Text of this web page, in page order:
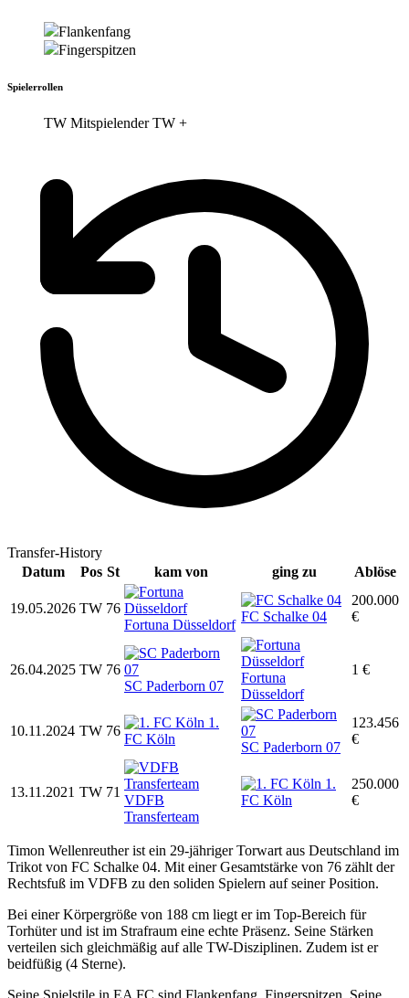
Flankenfang
Fingerspitzen
Spielerrollen
TW Mitspielender TW +
Transfer-History
Datum
Pos St kam von ging zu Ablöse
19.05.2026 TW 76
Fortuna Düsseldorf
FC Schalke 04
200.000
€
26.04.2025 TW 76
SC Paderborn 07
Fortuna
Düsseldorf
1 €
10.11.2024 TW 76
1.
FC Köln
SC Paderborn 07
123.456
€
13.11.2021 TW 71
VDFB
Transferteam
1.
FC Köln
250.000
€
Timon Wellenreuther ist ein 29-jähriger Torwart aus Deutschland im
Trikot von FC Schalke 04. Mit einer Gesamtstärke von 76 zählt der
Rechtsfuß im VDFB zu den soliden Spielern auf seiner Position.
Bei einer Körpergröße von 188 cm liegt er im Top-Bereich für
Torhüter und ist im Strafraum eine echte Präsenz. Seine Stärken
verteilen sich gleichmäßig auf alle TW-Disziplinen. Zudem ist er
beidfüßig (4 Sterne).
Seine Spielstile in EA FC sind Flankenfang, Fingerspitzen. Seine